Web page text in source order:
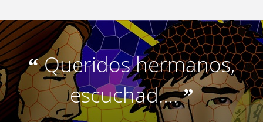
“Queridos hermanos,
escuchad….”